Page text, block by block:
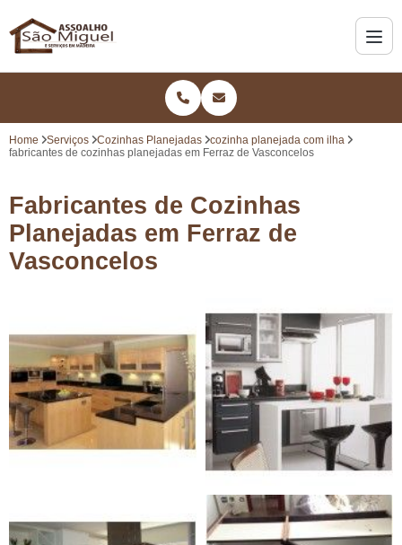
Home Serviços Cozinhas Planejadas
cozinha planejada com ilha
fabricantes de cozinhas planejadas em Ferraz de Vasconcelos
Fabricantes de Cozinhas
Planejadas em Ferraz de
Vasconcelos